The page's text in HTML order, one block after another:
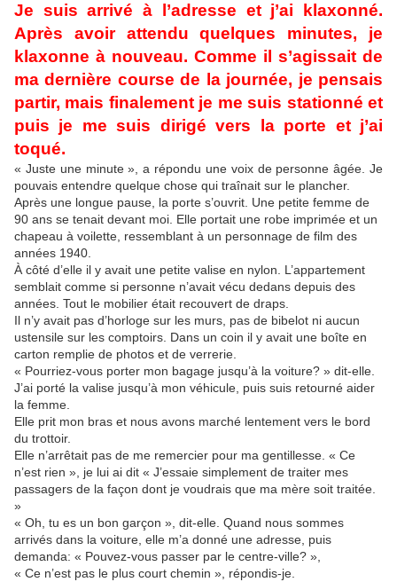
Je suis arrivé à l’adresse et j’ai klaxonné.
Après avoir attendu quelques minutes, je
klaxonne à nouveau. Comme il s’agissait de
ma dernière course de la journée, je pensais
partir, mais finalement je me suis stationné et
puis je me suis dirigé vers la porte et j’ai
toqué.
« Juste une minute », a répondu une voix de personne âgée. Je
pouvais entendre quelque chose qui traînait sur le plancher.
Après une longue pause, la porte s’ouvrit. Une petite femme de
90 ans se tenait devant moi. Elle portait une robe imprimée et un
chapeau à voilette, ressemblant à un personnage de film des
années 1940.
À côté d’elle il y avait une petite valise en nylon. L’appartement
semblait comme si personne n’avait vécu dedans depuis des
années. Tout le mobilier était recouvert de draps.
Il n’y avait pas d’horloge sur les murs, pas de bibelot ni aucun
ustensile sur les comptoirs. Dans un coin il y avait une boîte en
carton remplie de photos et de verrerie.
« Pourriez-vous porter mon bagage jusqu’à la voiture? » dit-elle.
J’ai porté la valise jusqu’à mon véhicule, puis suis retourné aider
la femme.
Elle prit mon bras et nous avons marché lentement vers le bord
du trottoir.
Elle n’arrêtait pas de me remercier pour ma gentillesse. « Ce
n’est rien », je lui ai dit « J’essaie simplement de traiter mes
passagers de la façon dont je voudrais que ma mère soit traitée.
»
« Oh, tu es un bon garçon », dit-elle. Quand nous sommes
arrivés dans la voiture, elle m’a donné une adresse, puis
demanda: « Pouvez-vous passer par le centre-ville? »,
« Ce n’est pas le plus court chemin », répondis-je.